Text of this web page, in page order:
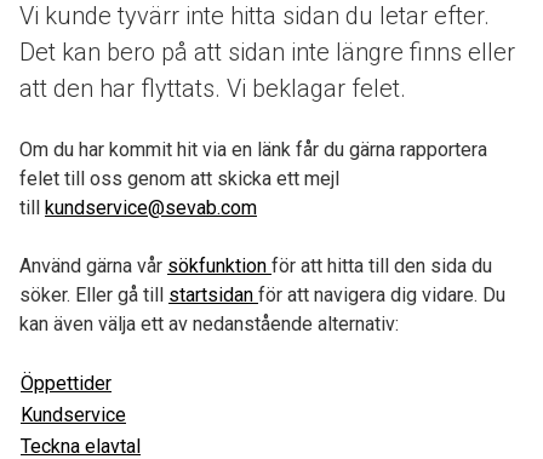
Vi kunde tyvärr inte hitta sidan du letar efter.
Det kan bero på att sidan inte längre finns eller
att den har flyttats. Vi beklagar felet.
Om du har kommit hit via en länk får du gärna rapportera
felet till oss genom att skicka ett mejl
till kundservice@sevab.com
Använd gärna vår sökfunktion för att hitta till den sida du
söker. Eller gå till startsidan för att navigera dig vidare. Du
kan även välja ett av nedanstående alternativ:
Öppettider
Kundservice
Teckna elavtal